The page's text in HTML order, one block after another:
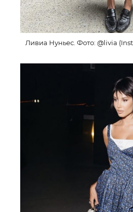
Ливиа Нуньес. Фото: @livia